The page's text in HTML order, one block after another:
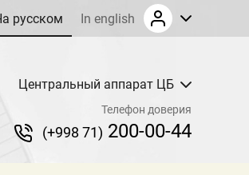
русском In english
Центральный аппарат ЦБ
Телефон доверия
(+998 71) 200-00-44